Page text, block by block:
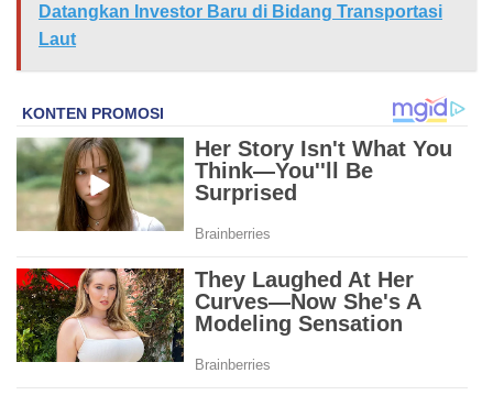
Datangkan Investor Baru di Bidang Transportasi
Laut